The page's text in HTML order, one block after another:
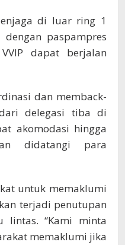
di luar ring 1
paspampres
dapat berjalan
dan memback-
delegasi tiba di
akomodasi hingga
didatangi para
untuk memaklumi
terjadi penutupan
lintas. “Kami minta
memaklumi jika